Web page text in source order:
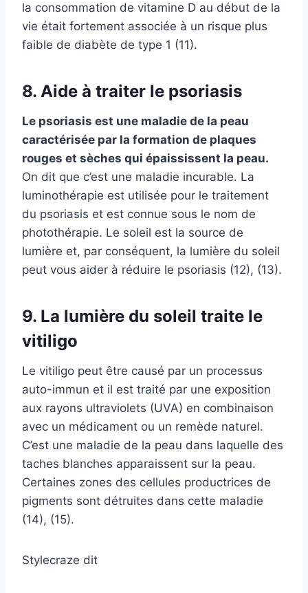
la consommation de vitamine D au début de la
vie était fortement associée à un risque plus
faible de diabète de type 1 (11).
8. Aide à traiter le psoriasis
Le psoriasis est une maladie de la peau
caractérisée par la formation de plaques
rouges et sèches qui épaississent la peau.
On dit que c’est une maladie incurable. La
luminothérapie est utilisée pour le traitement
du psoriasis et est connue sous le nom de
photothérapie. Le soleil est la source de
lumière et, par conséquent, la lumière du soleil
peut vous aider à réduire le psoriasis (12), (13).
9. La lumière du soleil traite le
vitiligo
Le vitiligo peut être causé par un processus
auto-immun et il est traité par une exposition
aux rayons ultraviolets (UVA) en combinaison
avec un médicament ou un remède naturel.
C’est une maladie de la peau dans laquelle des
taches blanches apparaissent sur la peau.
Certaines zones des cellules productrices de
pigments sont détruites dans cette maladie
(14), (15).
Stylecraze dit